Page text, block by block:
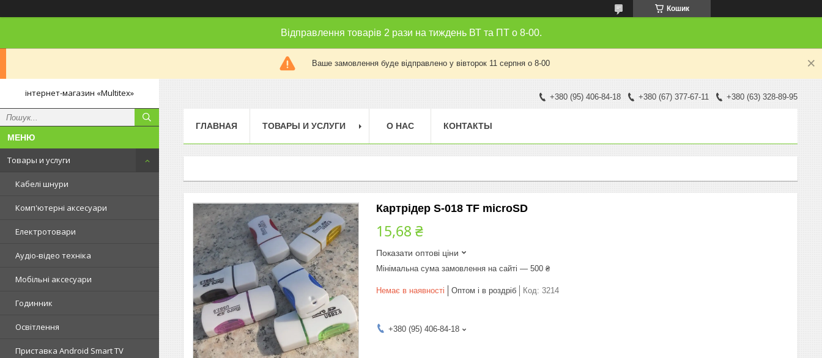
Кошик
Відправлення товарів 2 рази на тиждень ВТ та ПТ о 8-00.
Ваше замовлення буде відправлено у вівторок 11 серпня о 8-00
інтернет-магазин «Multitex»
Товары и услуги
Кабелі шнури
Комп'ютерні аксесуари
Електротовари
Аудіо-відео техніка
Мобільні аксесуари
Годинник
Освітлення
Приставка Android Smart TV
+380 (95) 406-84-18 +380 (67) 377-67-11 +380 (63) 328-89-95
ГЛАВНАЯ ТОВАРЫ И УСЛУГИ О НАС КОНТАКТЫ
Картрідер S-018 TF microSD
15,68 ₴
Показати оптові ціни
Мінімальна сума замовлення на сайті — 500 ₴
Немає в наявності Оптом і в роздріб Код: 3214
+380 (95) 406-84-18